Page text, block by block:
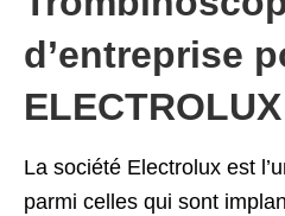
d’entreprise
ELECTROLUX
La société Electrolux est
parmi celles qui sont